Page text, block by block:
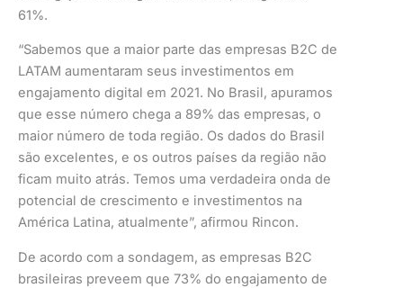
61%.
“Sabemos que a maior parte das empresas B2C de
LATAM aumentaram seus investimentos em
engajamento digital em 2021. No Brasil, apuramos
que esse número chega a 89% das empresas, o
maior número de toda região. Os dados do Brasil
são excelentes, e os outros países da região não
ficam muito atrás. Temos uma verdadeira onda de
potencial de crescimento e investimentos na
América Latina, atualmente”, afirmou Rincon.
De acordo com a sondagem, as empresas B2C
brasileiras preveem que 73% do engajamento de